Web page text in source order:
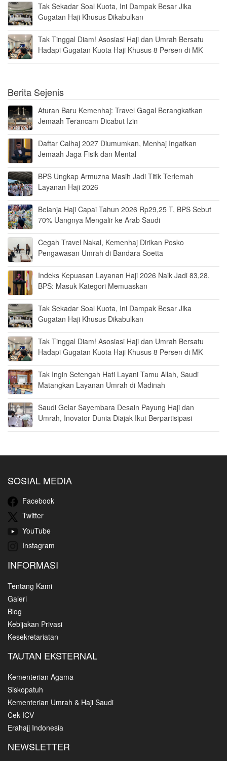
Tak Sekadar Soal Kuota, Ini Dampak Besar Jika
Gugatan Haji Khusus Dikabulkan
Tak Tinggal Diam! Asosiasi Haji dan Umrah Bersatu
Hadapi Gugatan Kuota Haji Khusus 8 Persen di MK
Berita Sejenis
Aturan Baru Kemenhaj: Travel Gagal Berangkatkan
Jemaah Terancam Dicabut Izin
Daftar Calhaj 2027 Diumumkan, Menhaj Ingatkan
Jemaah Jaga Fisik dan Mental
BPS Ungkap Armuzna Masih Jadi Titik Terlemah
Layanan Haji 2026
Belanja Haji Capai Tahun 2026 Rp29,25 T, BPS Sebut
70% Uangnya Mengalir ke Arab Saudi
Cegah Travel Nakal, Kemenhaj Dirikan Posko
Pengawasan Umrah di Bandara Soetta
Indeks Kepuasan Layanan Haji 2026 Naik Jadi 83,28,
BPS: Masuk Kategori Memuaskan
Tak Sekadar Soal Kuota, Ini Dampak Besar Jika
Gugatan Haji Khusus Dikabulkan
Tak Tinggal Diam! Asosiasi Haji dan Umrah Bersatu
Hadapi Gugatan Kuota Haji Khusus 8 Persen di MK
Tak Ingin Setengah Hati Layani Tamu Allah, Saudi
Matangkan Layanan Umrah di Madinah
Saudi Gelar Sayembara Desain Payung Haji dan
Umrah, Inovator Dunia Diajak Ikut Berpartisipasi
SOSIAL MEDIA
Facebook
Twitter
YouTube
Instagram
INFORMASI
Tentang Kami
Galeri
Blog
Kebijakan Privasi
Kesekretariatan
TAUTAN EKSTERNAL
Kementerian Agama
Siskopatuh
Kementerian Umrah & Haji Saudi
Cek ICV
Erahajj Indonesia
NEWSLETTER